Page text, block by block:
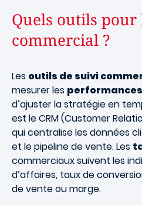
Quels outils
commercial ?
Les outils de suivi
mesurer les
d’ajuster la stratégie en
est le CRM (Customer
qui centralise les données
et le pipeline de vente. Les
commerciaux suivent les
d’affaires, taux de
de vente ou marge.